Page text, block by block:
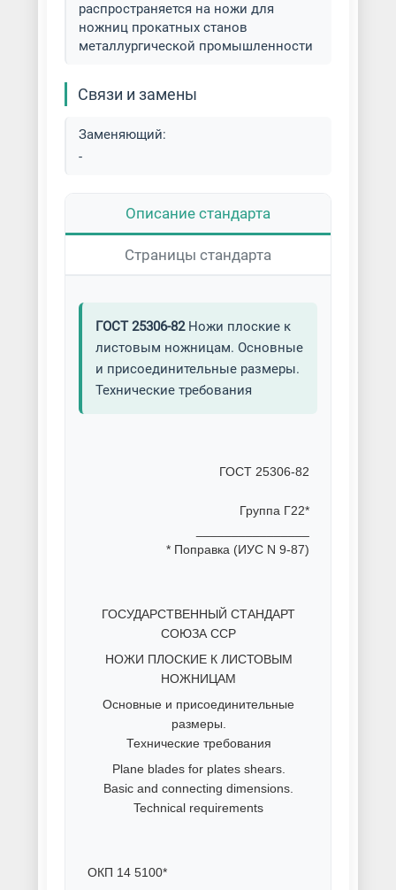
распространяется на ножи для
ножниц прокатных станов
металлургической промышленности
Связи и замены
Заменяющий:
-
Описание стандарта
Страницы стандарта
ГОСТ 25306-82Ножи плоские к
листовым ножницам. Основные
и присоединительные размеры.
Технические требования